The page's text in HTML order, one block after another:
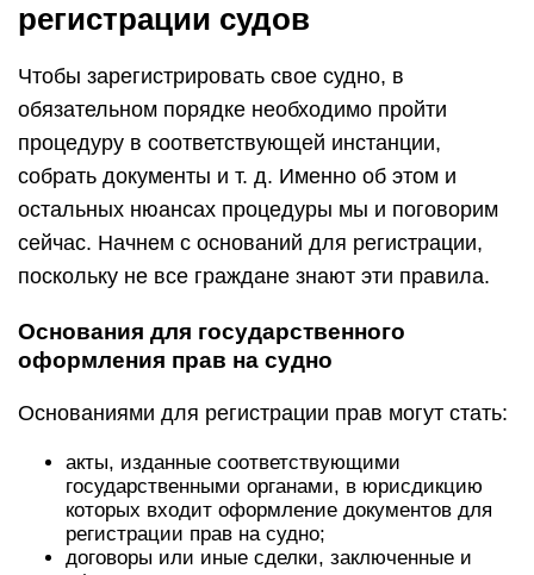
регистрации судов
Чтобы зарегистрировать свое судно, в
обязательном порядке необходимо пройти
процедуру в соответствующей инстанции,
собрать документы и т. д. Именно об этом и
остальных нюансах процедуры мы и поговорим
сейчас. Начнем с оснований для регистрации,
поскольку не все граждане знают эти правила.
Основания для государственного
оформления прав на судно
Основаниями для регистрации прав могут стать:
акты, изданные соответствующими
государственными органами, в юрисдикцию
которых входит оформление документов для
регистрации прав на судно;
договоры или иные сделки, заключенные и